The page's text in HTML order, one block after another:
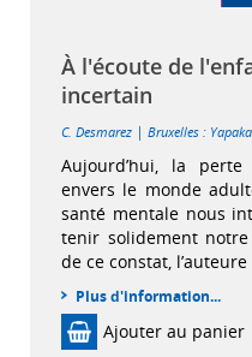
À l'écoute de
incertain
C. Desmarez | Bruxelles : Yapaka
Aujourd’hui, la
envers le monde
santé mentale nous
tenir solidement
de ce constat,
Plus d'information...
Ajouter au panier